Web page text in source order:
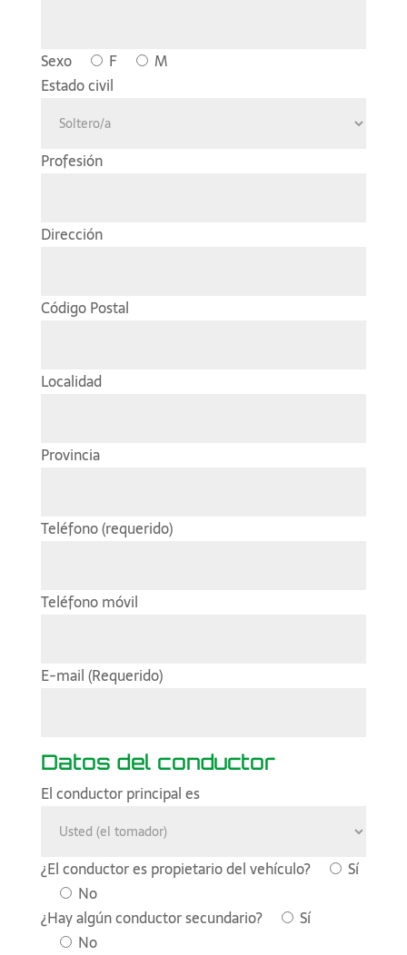
Sexo F
M
Estado civil
Profesión
Dirección
Código Postal
Localidad
Provincia
Teléfono (requerido)
Teléfono móvil
E-mail (Requerido)
Datos del conductor
El conductor principal es
¿El conductor es propietario del vehículo?
Sí
No
¿Hay algún conductor secundario?
Sí
No